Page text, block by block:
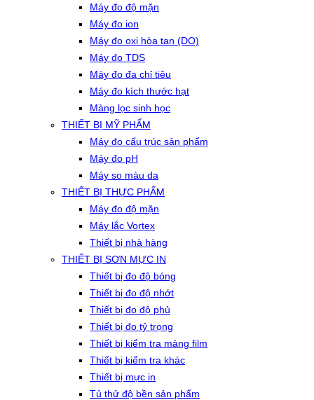
Máy đo độ mặn
Máy đo ion
Máy đo oxi hòa tan (DO)
Máy đo TDS
Máy đo đa chỉ tiêu
Máy đo kích thước hạt
Màng lọc sinh học
THIẾT BỊ MỸ PHẨM
Máy đo cấu trúc sản phẩm
Máy đo pH
Máy so màu da
THIẾT BỊ THỰC PHẨM
Máy đo độ mặn
Máy lắc Vortex
Thiết bị nhà hàng
THIẾT BỊ SƠN MỰC IN
Thiết bị đo độ bóng
Thiết bị đo độ nhớt
Thiết bị đo độ phủ
Thiết bị đo tỷ trọng
Thiết bị kiểm tra màng film
Thiết bị kiểm tra khác
Thiết bị mực in
Tủ thử độ bền sản phẩm